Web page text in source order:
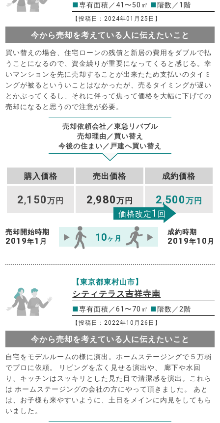
■専有面積／41〜50㎡ ■階数／1階
【投稿日：2024年01月25日】
今から売却を考えている人に伝えたいこと
買い替えの場合、住宅ローンの残債と新居の費用をダブルで払
うことになるので、資金繰りが重要になってくると感じる。幸
いマンションを先に売却することが出来たため支払いのタイミ
ングが被るといういことはなかったが、売るタイミングが遅い
とかぶってくるし、それに伴って焦って価格を大幅に下げての
売却になると思うので注意が必要。
売却依頼会社／東急リバブル
売却理由／買い替え
今後の住まい／戸建へ買い替え
購入価格 売出価格 成約価格
2,150万円 2,980万円 2,500万円
価格改定1 回
売却開始時期
2019年1 月 10ヶ月
成約時期
2019年10 月
【東京都東村山市】
シティテラス吉祥寺南
■専有面積／61〜70㎡ ■階数／2階
【投稿日：2022年10月26日】
今から売却を考えている人に伝えたいこと
自宅をモデルルームの様に演出。ホームステージングで５万弱
でプロに依頼。 リビングを広く見せる演出や、 廊下や水回
り、キッチンはスッキリとした見た目で清潔感を演出。これら
は ホームステージングの会社の方にやって頂きました。 あと
は、お子様も来やすいように、土日をメインに内見をしてもら
いました。